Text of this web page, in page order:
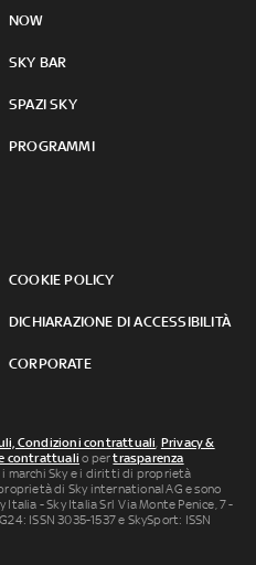
NOW
SKY BAR
SPAZI SKY
PROGRAMMI
COOKIE POLICY
DICHIARAZIONE DI ACCESSIBILITÀ
CORPORATE
Condizioni contrattuali, Privacy &
contrattuali o pertrasparenza
marchi Sky e i diritti di proprietà
di Sky international AG e sono
- Sky Italia Srl Via Monte Penice, 7 -
ISSN 3035-1537 e SkySport: ISSN